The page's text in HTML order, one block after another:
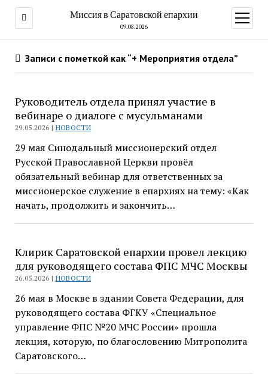
Миссия в Саратовской епархии
09.08.2026
меню
Записи с пометкой как “+ Мероприятия отдела”
Руководитель отдела принял участие в
вебинаре о диалоге с мусульманами
29.05.2026 | НОВОСТИ
29 мая Синодальный миссионерский отдел
Русской Православной Церкви провёл
обязательный вебинар для ответственных за
миссионерское служение в епархиях на тему: «Как
начать, продолжить и закончить…
Клирик Саратовской епархии провел лекцию
для руководящего состава ФПС МЧС Москвы
26.05.2026 | НОВОСТИ
26 мая в Москве в здании Совета Федерации, для
руководящего состава ФГКУ «Специальное
управление ФПС №20 МЧС России» прошла
лекция, которую, по благословению Митрополита
Саратовского…